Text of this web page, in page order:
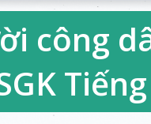
công